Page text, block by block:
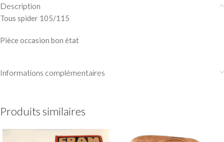
Description
Tous spider 105/115
Pièce occasion bon état
Informations complémentaires
Produits similaires